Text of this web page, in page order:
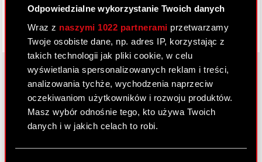
Odpowiedzialne wykorzystanie Twoich danych
Wraz z naszymi 1022 partnerami przetwarzamy
Twoje osobiste dane, np. adres IP, korzystając z
takich technologii jak pliki cookie, w celu
wyświetlania spersonalizowanych reklam i treści,
analizowania tychże, wychodzenia naprzeciw
oczekiwaniom użytkowników i rozwoju produktów.
Masz wybór odnośnie tego, kto używa Twoich
danych i w jakich celach to robi.
O CD PROJEKT
Grupa Kapitałowa
Nasz biznes